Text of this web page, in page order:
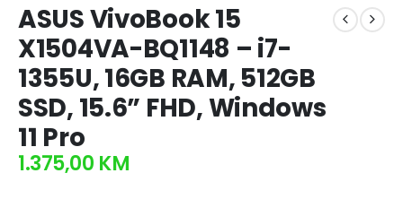
ASUS VivoBook 15
X1504VA-BQ1148 – i7-
1355U, 16GB RAM, 512GB
SSD, 15.6” FHD, Windows
11 Pro
1.375,00 KM